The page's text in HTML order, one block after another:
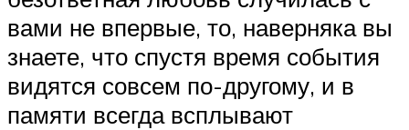
вами не впервые, то, наверняка вы
знаете, что спустя время события
видятся совсем по-другому, и в
памяти всегда всплывают